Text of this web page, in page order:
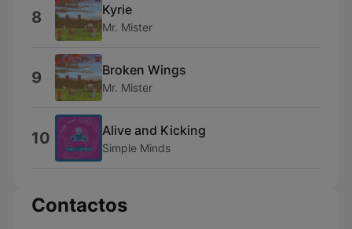
8 Kyrie
Mr. Mister
9 Broken Wings
Mr. Mister
10 Alive and Kicking
Simple Minds
Contactos